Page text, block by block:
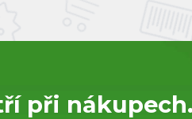
při nákupech.